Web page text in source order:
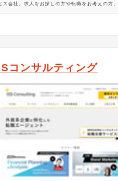
ス会社。求人をお探しの方や転職をお考えの方
コンサルティング